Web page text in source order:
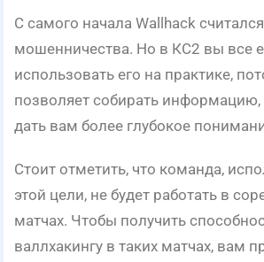
С самого начала Wallhack
мошенничества. Но в КС2 вы все
использовать его на практике,
позволяет собирать
дать вам более глубокое
Стоит отметить, что команда,
этой цели, не будет работать в
матчах. Чтобы получить
валлхакингу в таких матчах, вам